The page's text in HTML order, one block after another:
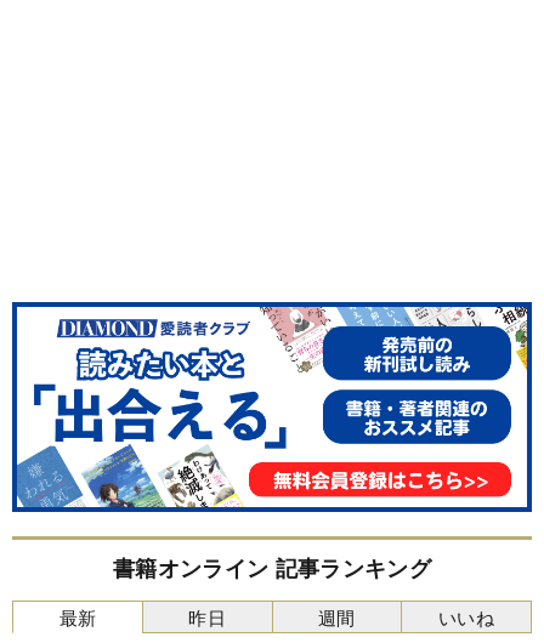
書籍オンライン 記事ランキング
最新 昨日 週間 いいね